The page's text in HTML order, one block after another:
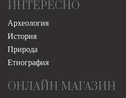
ИНТЕРЕСНО
Археология
История
Природа
Етнография
ОНЛАЙН МАГАЗИН